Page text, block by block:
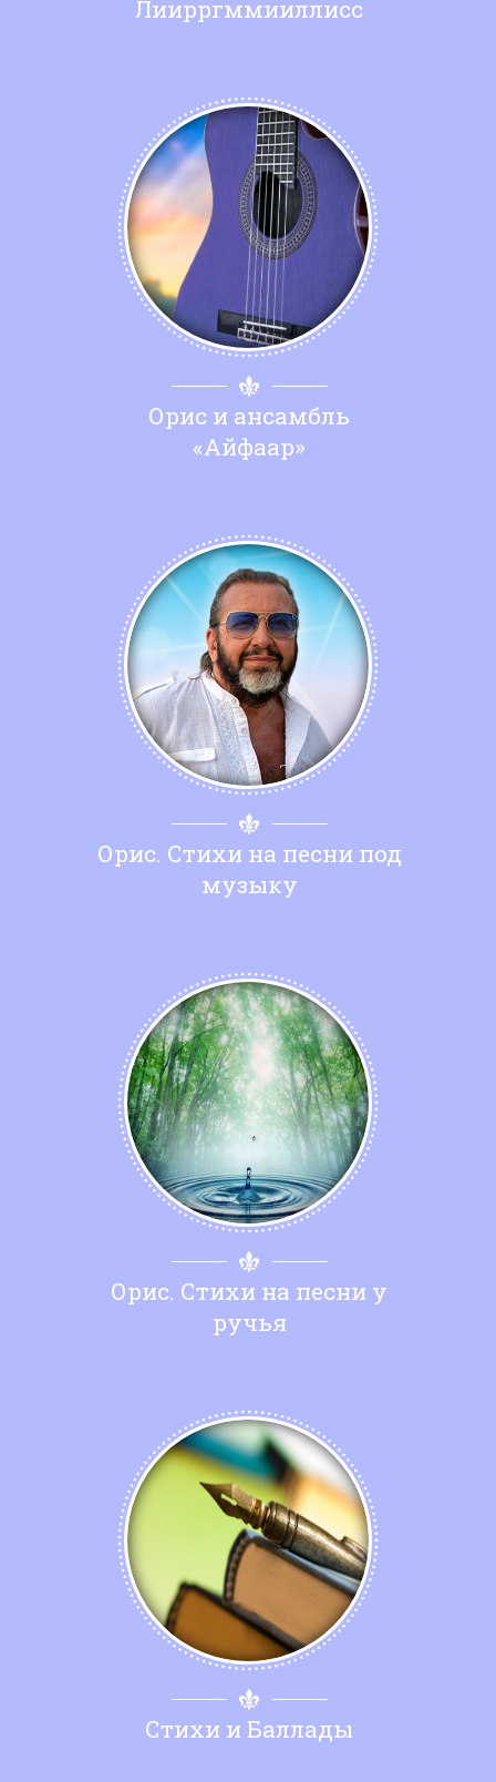
Лиирргммииллисс
Орис и ансамбль
«Айфаар»
Орис. Стихи на песни под
музыку
Орис. Стихи на песни у
ручья
Стихи и Баллады